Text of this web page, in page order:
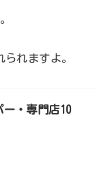
れますよ。
ー・専門店10